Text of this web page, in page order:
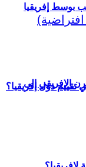
الإفريقي إلى
بوسط إفريقيا
تقييم دول إفريقيا؟